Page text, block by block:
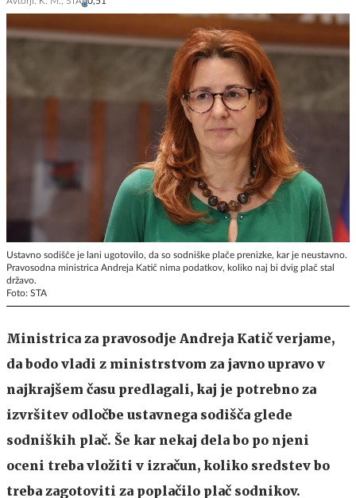
Ustavno sodišče je lani ugotovilo, da so sodniške plače prenizke, kar je neustavno.
Pravosodna ministrica Andreja Katič nima podatkov, koliko naj bi dvig plač stal
državo.
Foto: STA
Ministrica za pravosodje Andreja Katič verjame,
da bodo vladi z ministrstvom za javno upravo v
najkrajšem času predlagali, kaj je potrebno za
izvršitev odločbe ustavnega sodišča glede
sodniških plač. Še kar nekaj dela bo po njeni
oceni treba vložiti v izračun, koliko sredstev bo
treba zagotoviti za poplačilo plač sodnikov.